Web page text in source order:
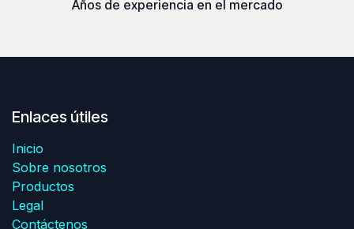
Años de experiencia en el mercado
Enlaces útiles
Inicio
Sobre nosotros
Productos
Legal
Contáctenos